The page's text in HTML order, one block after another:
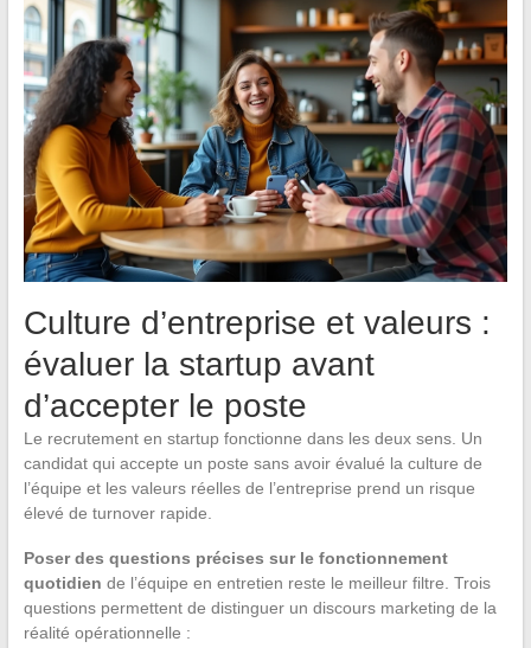
Culture d’entreprise et valeurs :
évaluer la startup avant
d’accepter le poste
Le recrutement en startup fonctionne dans les deux sens. Un
candidat qui accepte un poste sans avoir évalué la culture de
l’équipe et les valeurs réelles de l’entreprise prend un risque
élevé de turnover rapide.
Poser des questions précises sur le fonctionnement
quotidien de l’équipe en entretien reste le meilleur filtre. Trois
questions permettent de distinguer un discours marketing de la
réalité opérationnelle :